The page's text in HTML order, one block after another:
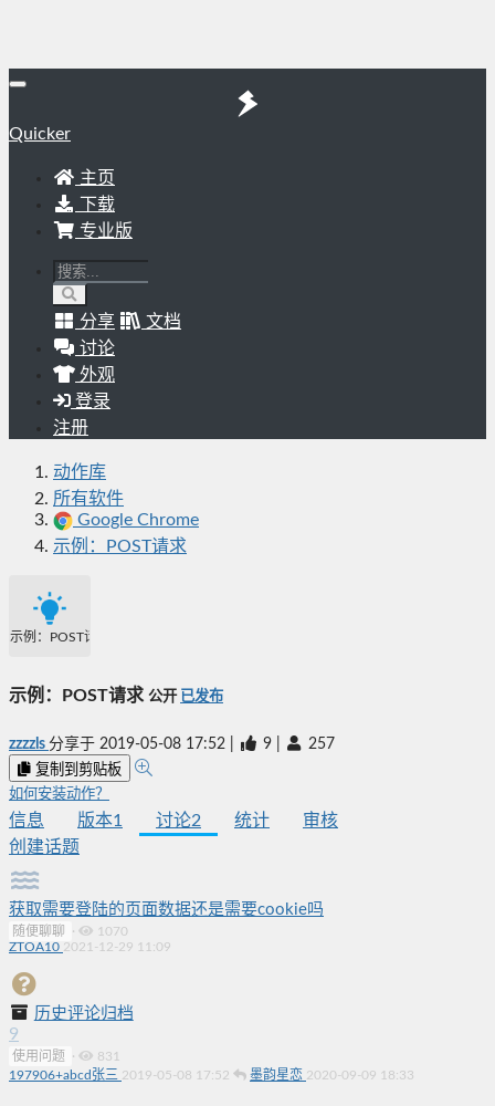
Quicker
主页
下载
专业版
分享
文档
讨论
外观
登录
注册
动作库
所有软件
Google Chrome
示例：POST请求
示例：POST请求
示例：POST请求 公开 已发布
zzzzls 分享于 2019-05-08 17:52 9 257
复制到剪贴板
如何安装动作？
信息 版本1 讨论2 统计
审核
创建话题
获取需要登陆的页面数据还是需要cookie吗
随便聊聊 ·
1070
ZTOA10 2021-12-29 11:09
历史评论归档
9
使用问题 ·
831
197906+abcd张三 2019-05-08 17:52 墨韵星恋 2020-09-09 18:33